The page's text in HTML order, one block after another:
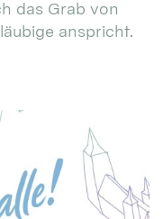
das Grab von
anspricht.